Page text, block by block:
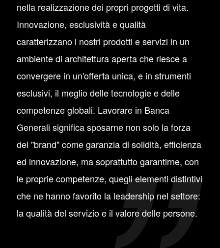
nella realizzazione dei propri progetti di vita.
Innovazione, esclusività e qualità
caratterizzano i nostri prodotti e servizi in un
ambiente di architettura aperta che riesce a
convergere in un'offerta unica, e in strumenti
esclusivi, il meglio delle tecnologie e delle
competenze globali. Lavorare in Banca
Generali significa sposarne non solo la forza
del "brand" come garanzia di solidità, efficienza
ed innovazione, ma soprattutto garantirne, con
le proprie competenze, quegli elementi distintivi
che ne hanno favorito la leadership nel settore:
la qualità del servizio e il valore delle persone.